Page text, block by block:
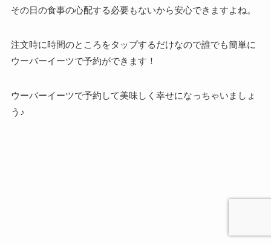
その日の食事の心配する必要もないから安心できますよね。
注文時に時間のところをタップするだけなので誰でも簡単に
ウーバーイーツで予約ができます！
ウーバーイーツで予約して美味しく幸せになっちゃいましょ
う♪